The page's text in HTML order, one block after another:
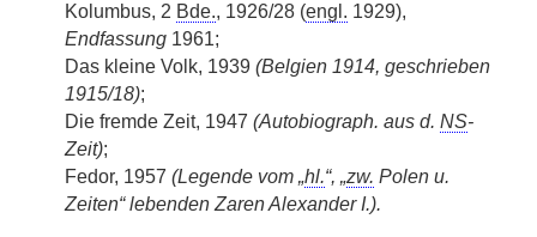
Kolumbus, 2 Bde., 1926/28 (engl. 1929),
Endfassung 1961;
Das kleine Volk, 1939 (Belgien 1914, geschrieben
1915/18);
Die fremde Zeit, 1947 (Autobiograph. aus d. NS-
Zeit);
Fedor, 1957 (Legende vom „hl.“, „zw. Polen u.
Zeiten“ lebenden Zaren Alexander I.).